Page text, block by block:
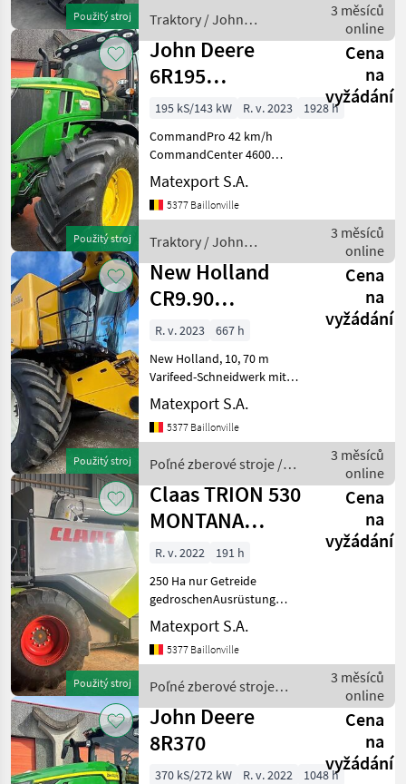
Použitý stroj
Frontzapfwelle ISOBUS-
Steckdose Zapfwelle 5
Traktory / John
Deere
3 měsíců
online
Použitý stroj
John Deere
6R195
CommandPro
Cena
na
vyžádání
195 kS/143 kW R. v. 2023
1928 h
CommandPro 42 km/h
CommandCenter 4600
Gefederte Vorderachse +
Kabinenfederung AutoTrac
+ SF6000 ISOBUS-Steckdose
Zapfwelle 540E / 1000 / 100
Matexport S.A.
5377 Baillonville
Traktory / John
Deere
3 měsíců
online
Použitý stroj
New Holland
CR9.90
REVELATION
ALLRAD
Cena
na
vyžádání
R. v. 2023
667 h
New Holland, 10, 70 m
Varifeed-Schneidwerk mit
bidirektionalem
Transportwagen
Komplettes GPS-System
Bildschirmen Reifen:
900/60R38 – 620/70R26 Ma
Matexport S.A.
5377 Baillonville
Poľné zberové stroje /
New Holland
3 měsíců
online
Použitý stroj
Claas TRION 530
MONTANA
ALLRAD
Cena
na
vyžádání
R. v. 2022
191 h
250 Ha nur Getreide
gedroschenAusrüstung
MD_B06_0060
Vorsatzgerätantrieb M,
konstant MD_B08_0060
Wege-System, MONTANA
MD_B10_0280 MONTANA K
Matexport S.A.
5377 Baillonville
Poľné zberové stroje /
Claas
3 měsíců
online
John Deere
8R370
Cena
na
vyžádání
370 kS/272 kW R. v. 2022
1048 h